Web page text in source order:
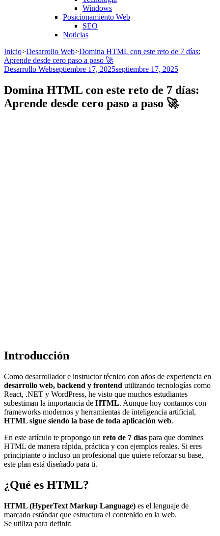
Windows
Posicionamiento Web
SEO
Noticias
Inicio>Desarrollo Web>Domina HTML con este reto de 7 días:
Aprende desde cero paso a paso 🚀
Desarrollo Webseptiembre 17, 2025septiembre 17, 2025
Domina HTML con este reto de 7 días:
Aprende desde cero paso a paso 🚀
Introducción
Como desarrollador e instructor técnico con años de experiencia en
desarrollo web, backend y frontend utilizando tecnologías como
React, .NET y WordPress, he visto que muchos estudiantes
subestiman la importancia de HTML. Aunque hoy contamos con
frameworks modernos y herramientas de inteligencia artificial,
HTML sigue siendo la base de toda aplicación web.
En este artículo te propongo un reto de 7 días para que domines
HTML de manera rápida, práctica y con ejemplos reales. Si eres
principiante o incluso un profesional que quiere reforzar su base,
este plan está diseñado para ti.
¿Qué es HTML?
HTML (HyperText Markup Language) es el lenguaje de
marcado estándar que estructura el contenido en la web.
Se utiliza para definir: